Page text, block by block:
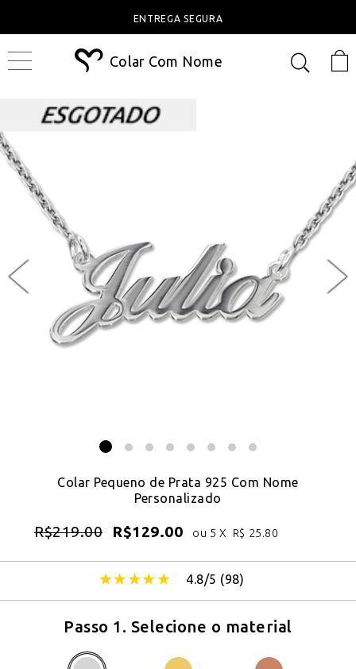
ENTREGA SEGURA
Colar Com Nome
Colar Pequeno de Prata 925 Com Nome
Personalizado
R$219.00 R$129.00 ou 5 X R$ 25.80
4.8/5 (98)
Passo 1. Selecione o material